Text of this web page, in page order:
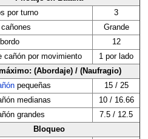
por turno
3
cañones
Grande
12
cañón por movimiento
1 por lado
(Abordaje) / (Naufragio)
pequeñas
15 / 25
medianas
10 / 16.66
grandes
7.5 / 12.5
Bloqueo